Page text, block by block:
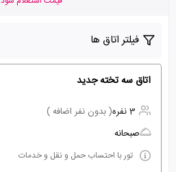
فیلتر اتاق ها
اتاق سه تخته جدید
3 نفره
( بدون نفر اضافه )
صبحانه
تور با احتساب حمل و نقل و خدمات